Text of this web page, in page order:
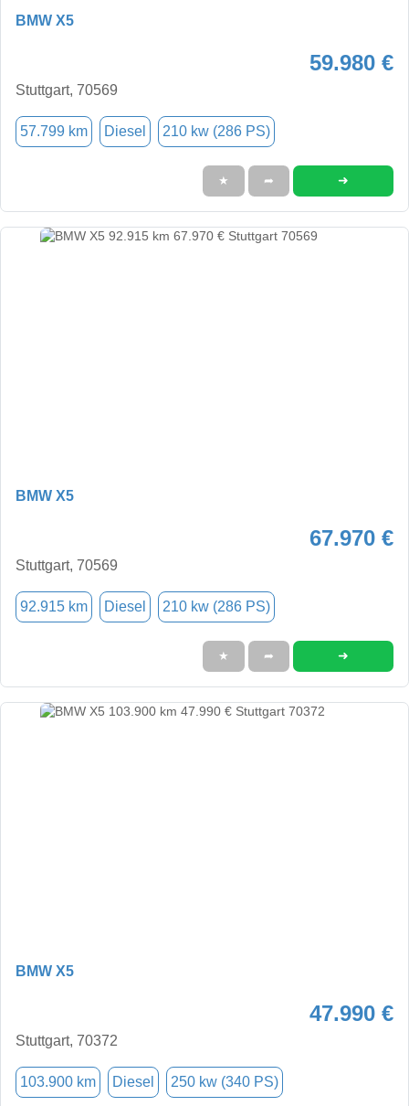
BMW X5
59.980 €
Stuttgart, 70569
57.799 km Diesel 210 kw (286 PS)
★ ➦ ➜
BMW X5
67.970 €
Stuttgart, 70569
92.915 km Diesel 210 kw (286 PS)
★ ➦ ➜
BMW X5
47.990 €
Stuttgart, 70372
103.900 km Diesel 250 kw (340 PS)